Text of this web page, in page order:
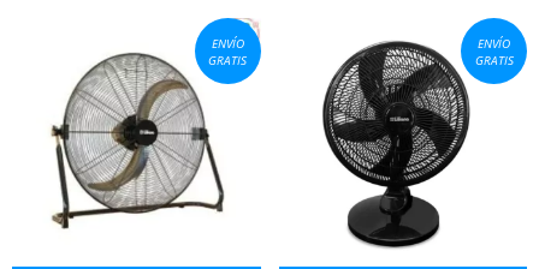
ENVÍO
GRATIS
ENVÍO
GRATIS